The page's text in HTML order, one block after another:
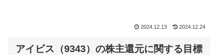
2024.12.13 2024.12.24
アイビス（9343）の株主還元に関する目標